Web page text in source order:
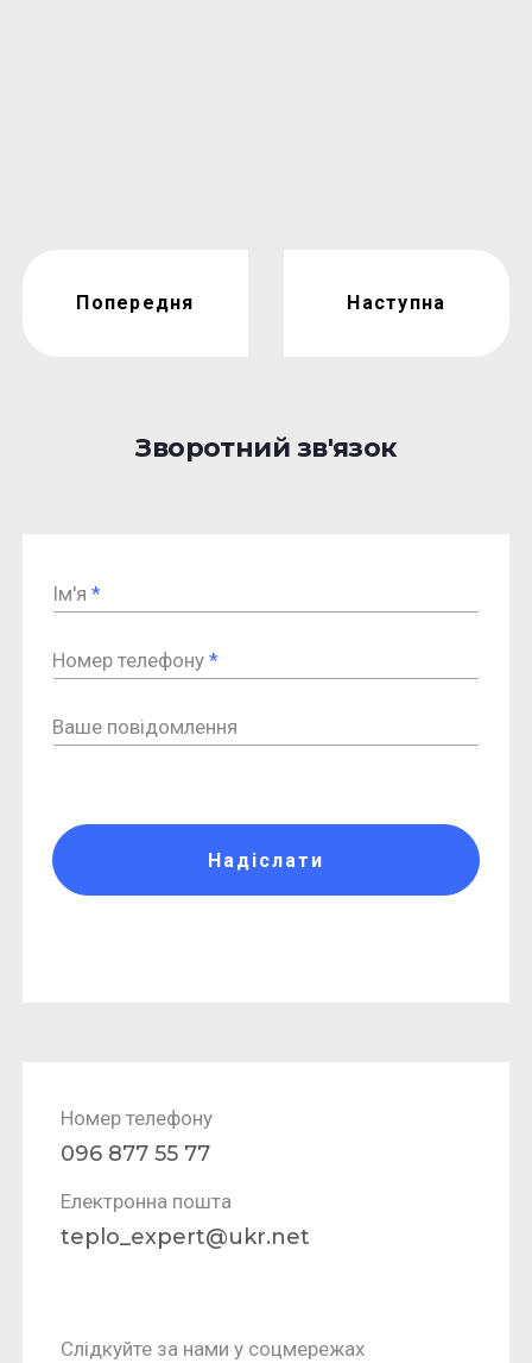
Попередня Наступна
Зворотний зв'язок
Ім'я *
Номер телефону *
Ваше повідомлення
Надіслати
Номер телефону
096 877 55 77
Електронна пошта
teplo_expert@ukr.net
Cлідкуйте за нами у соцмережах